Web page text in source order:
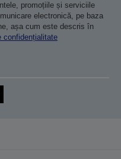
promoțiile și serviciile
electronică, pe baza
așa cum este descris în
confidențialitate